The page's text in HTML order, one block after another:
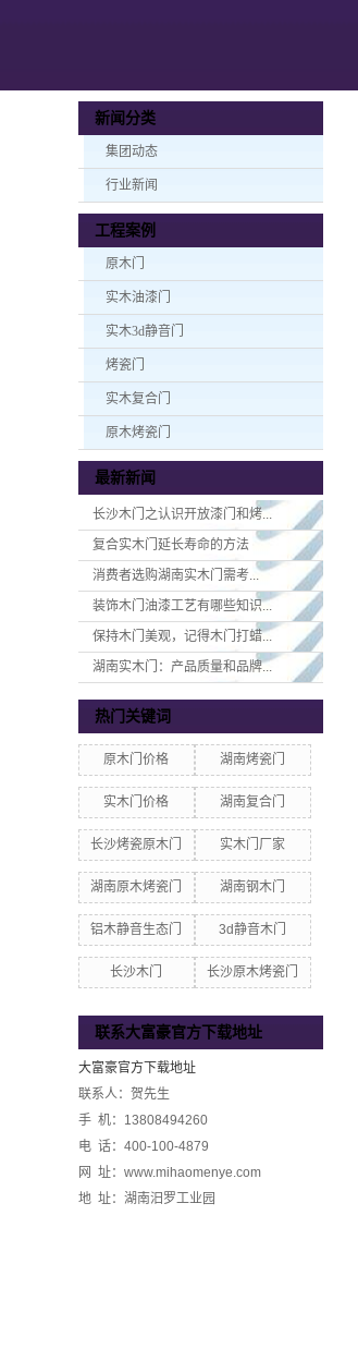
新闻分类
集团动态
行业新闻
工程案例
原木门
实木油漆门
实木3d静音门
烤瓷门
实木复合门
原木烤瓷门
最新新闻
长沙木门之认识开放漆门和烤...
复合实木门延长寿命的方法
消费者选购湖南实木门​需考...
装饰木门油漆工艺有哪些知识...
保持木门美观，记得木门打蜡...
湖南实木门：产品质量和品牌...
热门关键词
原木门价格 湖南烤瓷门
实木门价格 湖南复合门
长沙烤瓷原木门 实木门厂家
湖南原木烤瓷门 湖南钢木门
铝木静音生态门 3d静音木门
长沙木门 长沙原木烤瓷门
联系大富豪官方下载地址
大富豪官方下载地址
联系人：贺先生
手 机：13808494260
电 话：400-100-4879
网 址：www.mihaomenye.com
地 址：湖南汨罗工业园